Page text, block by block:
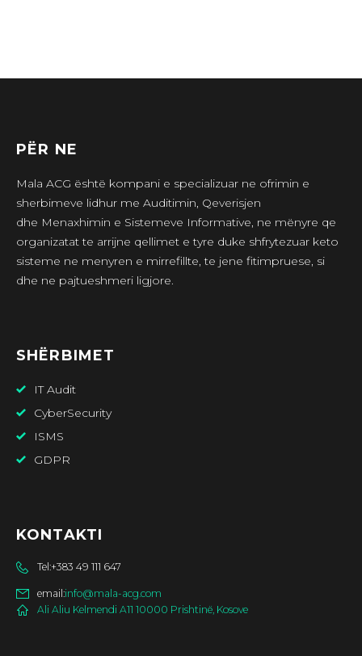
PËR NE
Mala ACG është kompani e specializuar ne ofrimin e
sherbimeve lidhur me Auditimin, Qeverisjen
dhe Menaxhimin e Sistemeve Informative, ne mënyre qe
organizatat te arrijne qellimet e tyre duke shfrytezuar keto
sisteme ne menyren e mirrefillte, te jene fitimpruese, si
dhe ne pajtueshmeri ligjore.
SHËRBIMET
IT Audit
CyberSecurity
ISMS
GDPR
KONTAKTI
Tel:+383 49 111 647
email:info@mala-acg.com
Ali Aliu Kelmendi A11 10000 Prishtinë, Kosove